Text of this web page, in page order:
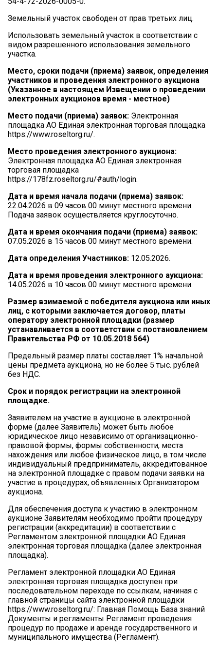
Земельный участок свободен от прав третьих лиц.
Использовать земельный участок в соответствии с
видом разрешенного использования земельного
участка.
Место, сроки подачи (приема) заявок, определения
участников и проведения электронного аукциона
(Указанное в настоящем Извещении о проведении
электронных аукционов время - местное)
Место подачи (приема) заявок: Электронная
площадка АО Единая электронная торговая площадка
https://www.roseltorg.ru/.
Место проведения электронного аукциона:
Электронная площадка АО Единая электронная
торговая площадка
https://178fz.roseltorg.ru/#auth/login.
Дата и время начала подачи (приема) заявок:
22.04.2026 в 09 часов 00 минут местного времени.
Подача заявок осуществляется круглосуточно.
Дата и время окончания подачи (приема) заявок:
07.05.2026 в 15 часов 00 минут местного времени.
Дата определения Участников: 12.05.2026.
Дата и время проведения электронного аукциона:
14.05.2026 в 10 часов 00 минут местного времени.
Размер взимаемой с победителя аукциона или иных
лиц, с которыми заключается договор, платы
оператору электронной площадки (размер
устанавливается в соответствии с постановлением
Правительства РФ от 10.05.2018 564)
Предельный размер платы составляет 1% начальной
цены предмета аукциона, но не более 5 тыс. рублей
без НДС.
Срок и порядок регистрации на электронной
площадке.
Заявителем на участие в аукционе в электронной
форме (далее Заявитель) может быть любое
юридическое лицо независимо от организационно-
правовой формы, формы собственности, места
нахождения или любое физическое лицо, в том числе
индивидуальный предприниматель, аккредитованное
на электронной площадке с правом подачи заявки на
участие в процедурах, объявленных Организатором
аукциона.
Для обеспечения доступа к участию в электронном
аукционе Заявителям необходимо пройти процедуру
регистрации (аккредитации) в соответствии с
Регламентом электронной площадки АО Единая
электронная торговая площадка (далее электронная
площадка).
Регламент электронной площадки АО Единая
электронная торговая площадка доступен при
последовательном переходе по ссылкам, начиная с
главной страницы сайта электронной площадки
https://www.roseltorg.ru/: Главная Помощь База знаний
Документы и регламенты Регламент проведения
процедур по продаже и аренде государственного и
муниципального имущества (Регламент).